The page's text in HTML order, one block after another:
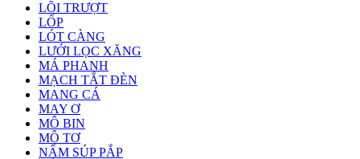
LÕI TRƯỢT
LỐP
LÓT CÀNG
LƯỚI LỌC XĂNG
MÁ PHANH
MẠCH TẮT ĐÈN
MANG CÁ
MAY Ơ
MÔ BIN
MÔ TƠ
NẤM SÚP PẮP